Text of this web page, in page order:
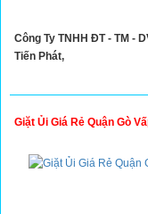
Công Ty TNHH ĐT - TM -
Tiến Phát,
Giặt Ủi Giá Rẻ Quận Gò